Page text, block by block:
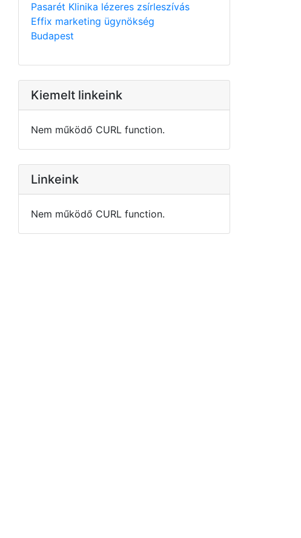
Pasarét Klinika lézeres zsírleszívás
Effix marketing ügynökség
Budapest
Kiemelt linkeink
Nem működő CURL function.
Linkeink
Nem működő CURL function.